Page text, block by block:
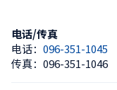
电话/传真
电话： 096-351-1045
传真： 096-351-1046